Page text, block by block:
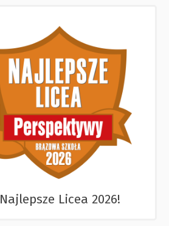
Najlepsze Licea 2026!